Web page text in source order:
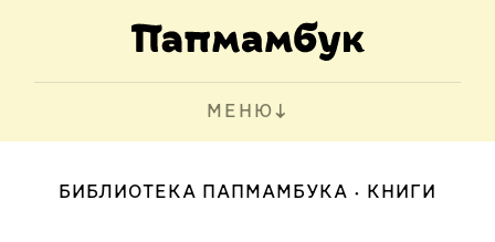
МЕНЮ
БИБЛИОТЕКА ПАПМАМБУКА КНИГИ